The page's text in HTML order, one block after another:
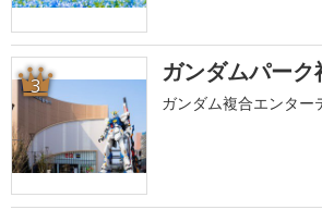
3 ガンダムパー
ガンダム複合エンター